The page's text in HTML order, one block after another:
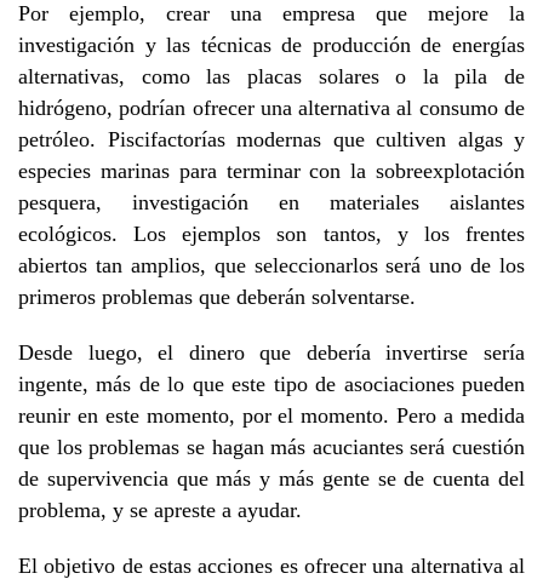
Por ejemplo, crear una empresa que mejore la
investigación y las técnicas de producción de energías
alternativas, como las placas solares o la pila de
hidrógeno, podrían ofrecer una alternativa al consumo de
petróleo. Piscifactorías modernas que cultiven algas y
especies marinas para terminar con la sobreexplotación
pesquera, investigación en materiales aislantes
ecológicos. Los ejemplos son tantos, y los frentes
abiertos tan amplios, que seleccionarlos será uno de los
primeros problemas que deberán solventarse.
Desde luego, el dinero que debería invertirse sería
ingente, más de lo que este tipo de asociaciones pueden
reunir en este momento, por el momento. Pero a medida
que los problemas se hagan más acuciantes será cuestión
de supervivencia que más y más gente se de cuenta del
problema, y se apreste a ayudar.
El objetivo de estas acciones es ofrecer una alternativa al